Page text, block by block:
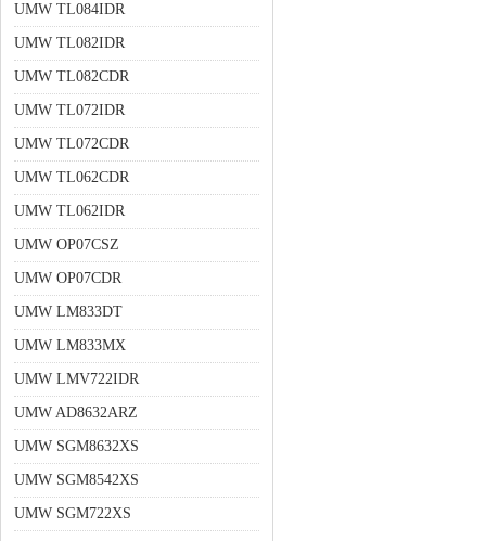
UMW TL084IDR
UMW TL082IDR
UMW TL082CDR
UMW TL072IDR
UMW TL072CDR
UMW TL062CDR
UMW TL062IDR
UMW OP07CSZ
UMW OP07CDR
UMW LM833DT
UMW LM833MX
UMW LMV722IDR
UMW AD8632ARZ
UMW SGM8632XS
UMW SGM8542XS
UMW SGM722XS